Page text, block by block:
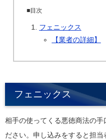
■目次
フェニックス
【業者の詳細】
フェニックス
相手の使ってくる悪徳商法の手
ださい。申し込みをすると担